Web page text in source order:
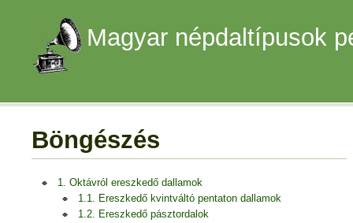
Magyar népdaltípusok
Böngészés
1. Oktávról ereszkedő dallamok
1.1. Ereszkedő kvintváltó pentaton dallamok
1.2. Ereszkedő pásztordalok